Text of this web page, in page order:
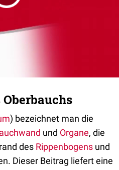
) bezeichnet man die
und Organe, die
des Rippenbogens und
Dieser Beitrag liefert eine